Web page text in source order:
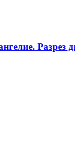
Разрез